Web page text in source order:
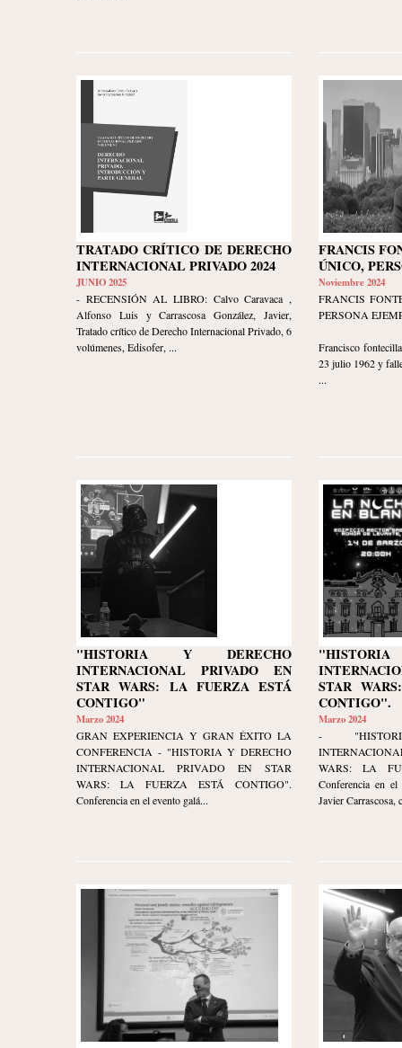
TRATADO CRÍTICO DE DERECHO
INTERNACIONAL PRIVADO 2024
JUNIO 2025
- RECENSIÓN AL LIBRO: Calvo Caravaca ,
Alfonso Luis y Carrascosa González, Javier,
Tratado crítico de Derecho Internacional Privado, 6
volúmenes, Edisofer, ...
FRANCIS
ÚNICO,
Noviembre 2024
FRANCIS
PERSONA
Francisco
23 julio 1962 y
...
"HISTORIA Y DERECHO
INTERNACIONAL PRIVADO EN
STAR WARS: LA FUERZA ESTÁ
CONTIGO"
Marzo 2024
GRAN EXPERIENCIA Y GRAN ÉXITO LA
CONFERENCIA - "HISTORIA Y DERECHO
INTERNACIONAL PRIVADO EN STAR
WARS: LA FUERZA ESTÁ CONTIGO".
Conferencia en el evento galá...
STAR
CONTIGO".
Marzo 2024
-
WARS: LA
Conferencia en
Javier